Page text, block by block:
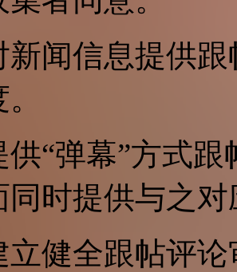
新闻信息提供
供“弹幕”方式
同时提供与之
立健全跟帖评